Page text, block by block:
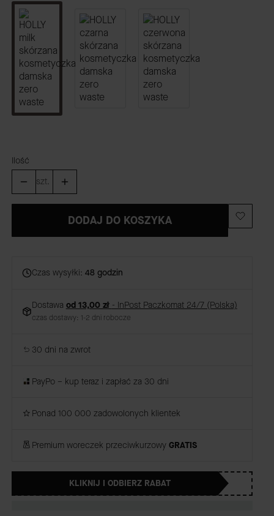
Ilość
szt.
DODAJ DO KOSZYKA
Czas wysyłki: 48 godzin
Dostawa od 13,00 zł - InPost Paczkomat 24/7 (Polska)
czas dostawy: 1-2 dni robocze
30 dni na zwrot
PayPo – kup teraz i zapłać za 30 dni
Ponad 100 000 zadowolonych klientek
Premium woreczek przeciwkurzowy GRATIS
KLIKNIJ I ODBIERZ RABAT